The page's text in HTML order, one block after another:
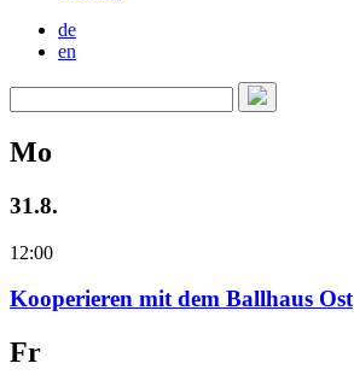
de
en
Mo
31.8.
12:00
Kooperieren mit dem Ballhaus Ost
Fr